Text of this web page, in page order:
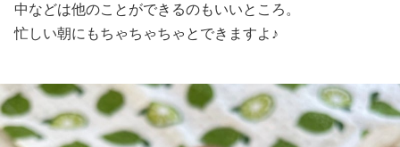
中などは他のことができるのもいいところ。
忙しい朝にもちゃちゃちゃとできますよ♪